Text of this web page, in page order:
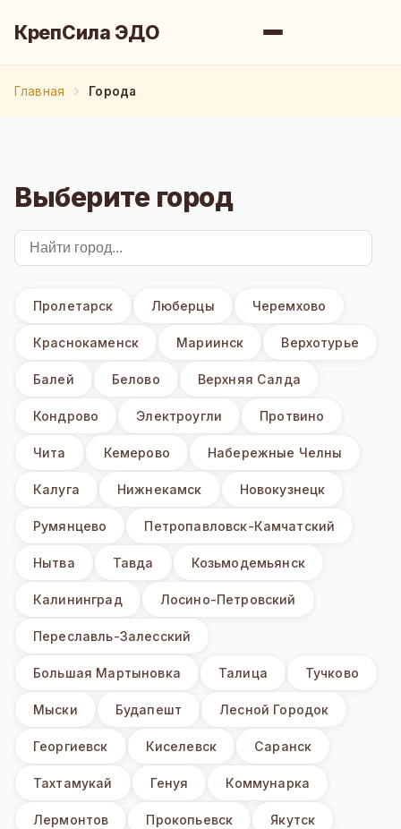
КрепСила ЭДО
Главная Города
Выберите город
Пролетарск Люберцы Черемхово
Краснокаменск Мариинск Верхотурье
Балей Белово Верхняя Салда
Кондрово Электроугли Протвино
Чита Кемерово Набережные Челны
Калуга Нижнекамск Новокузнецк
Румянцево Петропавловск-Камчатский
Нытва Тавда Козьмодемьянск
Калининград Лосино-Петровский
Переславль-Залесский
Большая Мартыновка Талица Тучково
Мыски Будапешт Лесной Городок
Георгиевск Киселевск Саранск
Тахтамукай Генуя Коммунарка
Лермонтов Прокопьевск Якутск